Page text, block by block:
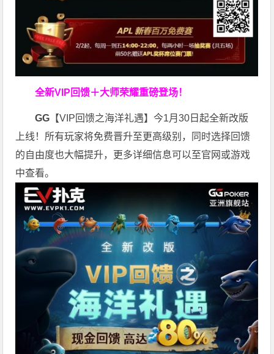
全新VIP回馈＋大师荣耀重磅登场！
GG 【VIP回馈之海洋礼遇】今1月30日起全新改版
上线！所有玩家将免费晋升至更高级别，同时选择回馈
的自由度也大幅提升，更多详细信息可以至官网或游戏
中查看。